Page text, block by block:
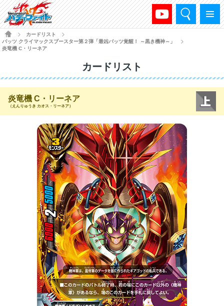
メニュー
検索
HOME
カードリスト
バッツ クライマックスブースター第２弾「最凶バッツ覚醒！ ～黒き機神～」
炎竜機 C・リーネア
カードリスト
炎竜機 C・リーネア
（えんりゅうき カオス・リーネア）